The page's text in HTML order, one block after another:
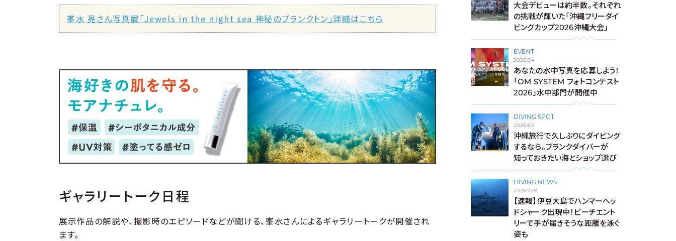
峯水 亮さん写真展「Jewels in the night sea 神秘のプランクトン」詳細はこちら
ギャラリートーク日程
展示作品の解説や、撮影時のエピソードなどが聞ける、峯水さんによるギャラリートークが開催され
ます。
大会デビューは約半数。それぞれ
の挑戦が輝いた「沖縄フリーダイ
ビングカップ2026沖縄大会」
EVENT
2026.8.4
あなたの水中写真を応募しよう！
「OM SYSTEM フォトコンテスト
2026」水中部門が開催中
DIVING SPOT
2026.8.2
沖縄旅行で久しぶりにダイビング
するなら。ブランクダイバーが
知っておきたい海とショップ選び
DIVING NEWS
2026.7.28
【速報】伊豆大島でハンマーヘッ
ドシャーク出現中！ビーチエント
リーで手が届きそうな距離を泳ぐ
姿も